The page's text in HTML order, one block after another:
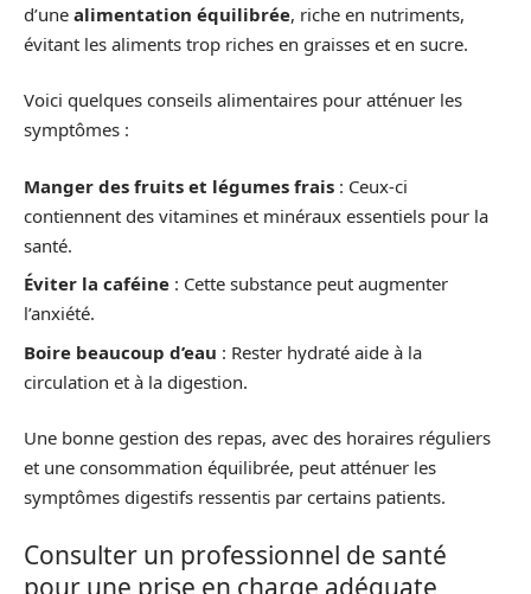
d’une alimentation équilibrée, riche en nutriments,
évitant les aliments trop riches en graisses et en sucre.
Voici quelques conseils alimentaires pour atténuer les
symptômes :
Manger des fruits et légumes frais : Ceux-ci
contiennent des vitamines et minéraux essentiels pour la
santé.
Éviter la caféine : Cette substance peut augmenter
l’anxiété.
Boire beaucoup d’eau : Rester hydraté aide à la
circulation et à la digestion.
Une bonne gestion des repas, avec des horaires réguliers
et une consommation équilibrée, peut atténuer les
symptômes digestifs ressentis par certains patients.
Consulter un professionnel de santé
pour une prise en charge adéquate